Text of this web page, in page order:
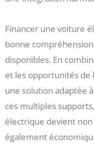
Financer une voiture
bonne
disponibles. En
et les opportunités de
une solution adaptée
ces multiples
électrique devient
également